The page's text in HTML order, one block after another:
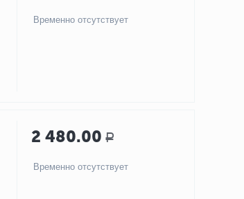
Временно отсутствует
2 480.00 Р
Временно отсутствует